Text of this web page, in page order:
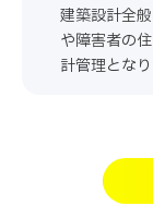
建築設計全
や障害者の
計管理となり